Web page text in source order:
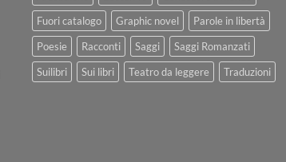
Fuori catalogo
Graphic novel
Parole in libertà
Poesie
Racconti Saggi
Saggi Romanzati
Suilibri
Sui libri Teatro da leggere Traduzioni